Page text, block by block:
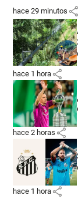
hace 29 minutos share
hace 1 hora share
hace 2 horas share
hace 1 hora share